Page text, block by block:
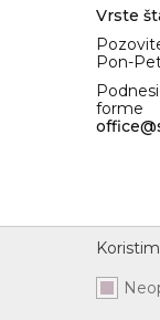
Vrste
Pon-